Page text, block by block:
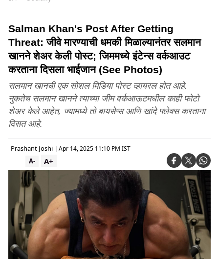
Salman Khan's Post After Getting
Threat: जीवे मारण्याची धमकी मिळाल्यानंतर सलमान
खानने शेअर केली पोस्ट; जिममध्ये इंटेन्स वर्कआउट
करताना दिसला भाईजान (See Photos)
सलमान खानची एक सोशल मिडिया पोस्ट व्हायरल होत आहे.
नुकतेच सलमान खानने त्याच्या जीम वर्कआऊटमधील काही फोटो
शेअर केले आहेत, ज्यामध्ये तो बायसेप्स आणि खांदे फ्लेक्स करताना
दिसत आहे.
Prashant Joshi |Apr 14, 2025 11:10 PM IST
A+
A-